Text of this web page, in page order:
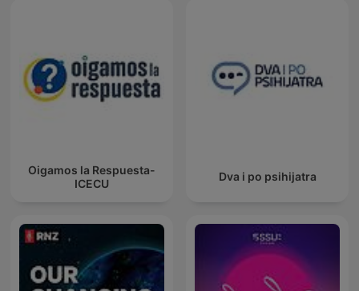
Oigamos la Respuesta-
ICECU
Dva i po psihijatra